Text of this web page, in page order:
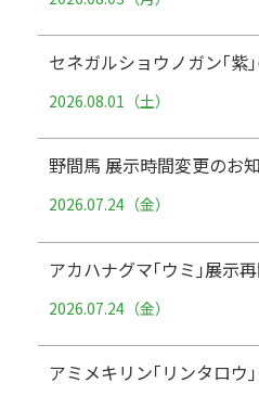
セネガルショウノガン｢紫
2026.08.01（土）
野間馬 展示時間変更のお
2026.07.24（金）
アカハナグマ｢ウミ｣展示
2026.07.24（金）
アミメキリン｢リンタロウ